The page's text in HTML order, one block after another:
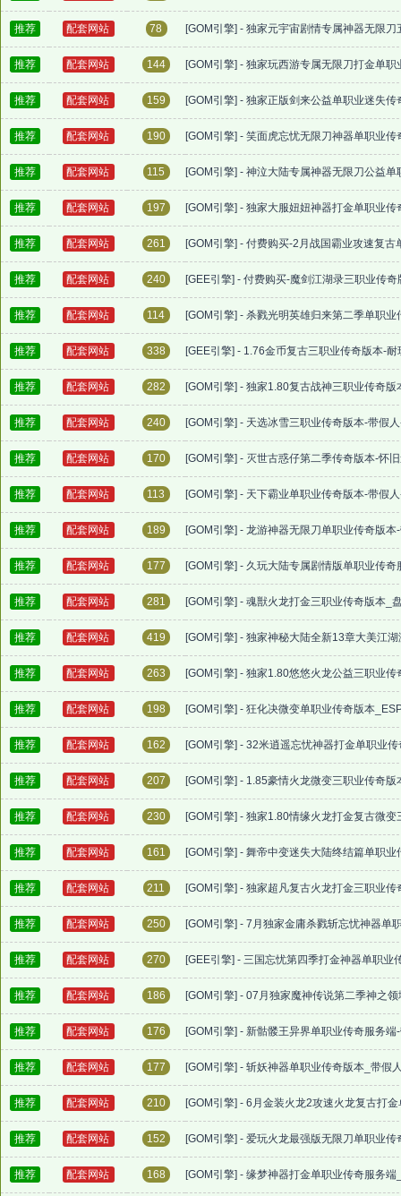
推荐 配套网站 78 [GOM引擎] - 独家元宇宙剧情专属神器无限
推荐 配套网站 144 [GOM引擎] - 独家玩西游专属无限刀打金单
推荐 配套网站 159 [GOM引擎] - 独家正版剑来公益单职业迷失
推荐 配套网站 190 [GOM引擎] - 笑面虎忘忧无限刀神器单职业
推荐 配套网站 115 [GOM引擎] - 神泣大陆专属神器无限刀公益
推荐 配套网站 197 [GOM引擎] - 独家大服妞妞神器打金单职业
推荐 配套网站 261 [GOM引擎] - 付费购买-2月战国霸业攻速复
推荐 配套网站 240 [GEE引擎] - 付费购买-魔剑江湖录三职业传
推荐 配套网站 114 [GOM引擎] - 杀戮光明英雄归来第二季单职
推荐 配套网站 338 [GEE引擎] - 1.76金币复古三职业传奇版本-
推荐 配套网站 282 [GOM引擎] - 独家1.80复古战神三职业传奇
推荐 配套网站 240 [GOM引擎] - 天选冰雪三职业传奇版本-带假
推荐 配套网站 170 [GOM引擎] - 灭世古惑仔第二季传奇版本-怀
推荐 配套网站 113 [GOM引擎] - 天下霸业单职业传奇版本-带假
推荐 配套网站 189 [GOM引擎] - 龙游神器无限刀单职业传奇版
推荐 配套网站 177 [GOM引擎] - 久玩大陆专属剧情版单职业传
推荐 配套网站 281 [GOM引擎] - 魂獣火龙打金三职业传奇版本
推荐 配套网站 419 [GOM引擎] - 独家神秘大陆全新13章大美江
推荐 配套网站 263 [GOM引擎] - 独家1.80悠悠火龙公益三职业
推荐 配套网站 198 [GOM引擎] - 狂化决微变单职业传奇版本
推荐 配套网站 162 [GOM引擎] - 32米逍遥忘忧神器打金单职业
推荐 配套网站 207 [GOM引擎] - 1.85豪情火龙微变三职业传奇
推荐 配套网站 230 [GOM引擎] - 独家1.80情缘火龙打金复古微
推荐 配套网站 161 [GOM引擎] - 舞帝中变迷失大陆终结篇单职
推荐 配套网站 211 [GOM引擎] - 独家超凡复古火龙打金三职业
推荐 配套网站 250 [GOM引擎] - 7月独家金庸杀戮斩忘忧神器
推荐 配套网站 270 [GEE引擎] - 三国忘忧第四季打金神器单职
推荐 配套网站 186 [GOM引擎] - 07月独家魔神传说第二季神之
推荐 配套网站 176 [GOM引擎] - 新骷髅王异界单职业传奇服务
推荐 配套网站 177 [GOM引擎] - 斩妖神器单职业传奇版本_带
推荐 配套网站 210 [GOM引擎] - 6月金装火龙2攻速火龙复古打
推荐 配套网站 152 [GOM引擎] - 爱玩火龙最强版无限刀单职业
推荐 配套网站 168 [GOM引擎] - 缘梦神器打金单职业传奇服务